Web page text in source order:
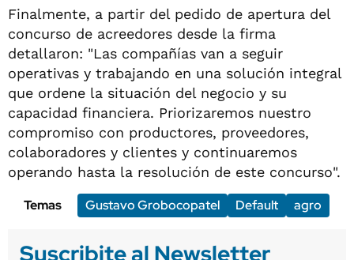
Finalmente, a partir del pedido de apertura del
concurso de acreedores desde la firma
detallaron: "Las compañías van a seguir
operativas y trabajando en una solución integral
que ordene la situación del negocio y su
capacidad financiera. Priorizaremos nuestro
compromiso con productores, proveedores,
colaboradores y clientes y continuaremos
operando hasta la resolución de este concurso".
Temas
Gustavo Grobocopatel Default agro
Suscribite al Newsletter